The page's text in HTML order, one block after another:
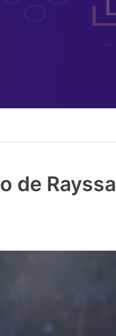
de Rayssa